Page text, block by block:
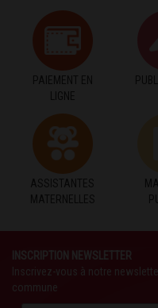
PAIEMENT EN
LIGNE
ASSISTANTES
MATERNELLES
INSCRIPTION NEWSLETTER
Inscrivez-vous à notre
commune